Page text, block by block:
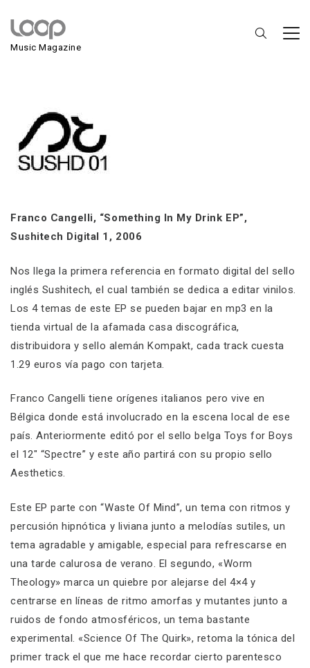
Music Magazine
Franco Cangelli
Franco Cangelli, “Something In My Drink EP”,
Sushitech Digital 1, 2006
Nos llega la primera referencia en formato digital del sello
inglés Sushitech, el cual también se dedica a editar vinilos.
Los 4 temas de este EP se pueden bajar en mp3 en la
tienda virtual de la afamada casa discográfica,
distribuidora y sello alemán Kompakt, cada track cuesta
1.29 euros vía pago con tarjeta.
Franco Cangelli tiene orígenes italianos pero vive en
Bélgica donde está involucrado en la escena local de ese
país. Anteriormente editó por el sello belga Toys for Boys
el 12″ “Spectre” y este año partirá con su propio sello
Aesthetics.
Este EP parte con “Waste Of Mind”, un tema con ritmos y
percusión hipnótica y liviana junto a melodías sutiles, un
tema agradable y amigable, especial para refrescarse en
una tarde calurosa de verano. El segundo, «Worm
Theology» marca un quiebre por alejarse del 4×4 y
centrarse en líneas de ritmo amorfas y mutantes junto a
ruidos de fondo atmosféricos, un tema bastante
experimental. «Science Of The Quirk», retoma la tónica del
primer track el que me hace recordar cierto parentesco